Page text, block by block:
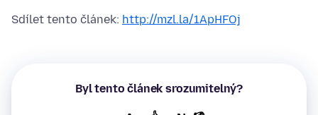
Sdílet tento článek: http://mzl.la/1ApHFOj
Byl tento článek srozumitelný?